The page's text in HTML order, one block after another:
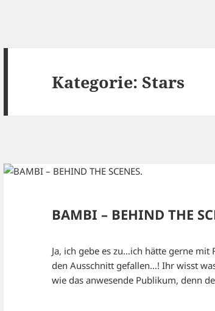
Kategorie:Stars
BAMBI – BEHIND THE
Ja, ich gebe es zu…ich hätte gerne
den Ausschnitt gefallen…! Ihr wisst
wie das anwesende Publikum, denn